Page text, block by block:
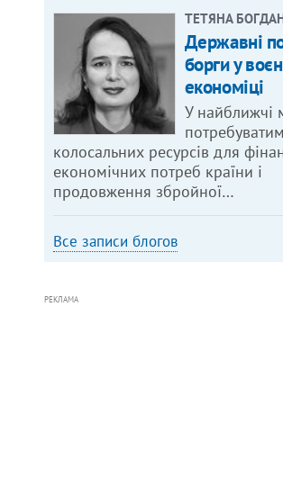
ТЕТЯНА
Державні
борги у
економіці
У найближчі
колосальних ресурсів для
економічних потреб країни і
продовження збройної…
Все записи блогов
РЕКЛАМА